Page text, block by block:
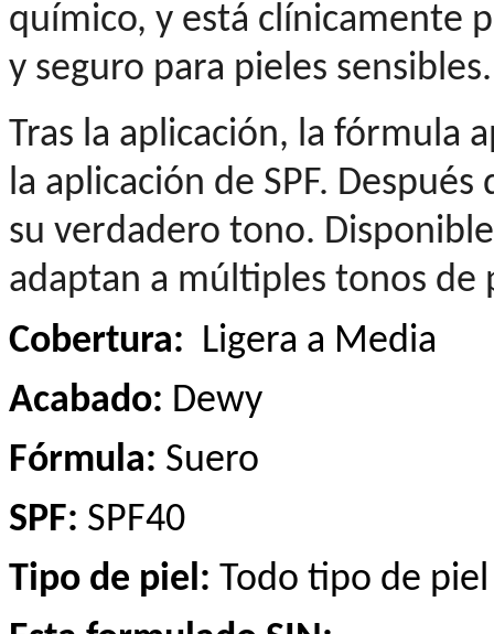
químico, y está clínicamente
y seguro para pieles sensibles.
Tras la aplicación, la fórmula
la aplicación de SPF.
su verdadero tono.
adaptan a múltiples tonos de
Cobertura: Ligera a Media
Acabado: Dewy
Fórmula: Suero
SPF: SPF40
Tipo de piel: Todo tipo de piel